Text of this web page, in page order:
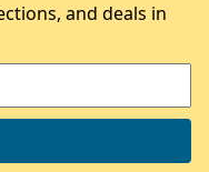
and deals in